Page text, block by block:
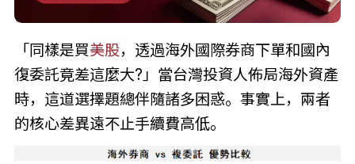
「同樣是買美股，透過海外國際券商下單和國內
復委託竟差這麼大?」當台灣投資人佈局海外資產
時，這道選擇題總伴隨諸多困惑。事實上，兩者
的核心差異遠不止手續費高低。